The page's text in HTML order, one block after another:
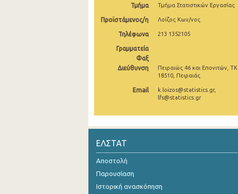
Τμήμα Τμήμα Στατιστικών Εργασίας
Προϊστάμενος/η Λοϊζος Κων/νος
Τηλέφωνα 213 1352105
Γραμματεία
Φαξ
Διεύθυνση
Πειραιώς 46 και Επονιτών, ΤΚ
18510, Πειραιάς
Email
k.loizos@statistics.gr,
lfs@statistics.gr
ΕΛΣΤΑΤ
Αποστολή
Παρουσίαση
Ιστορική ανασκόπηση